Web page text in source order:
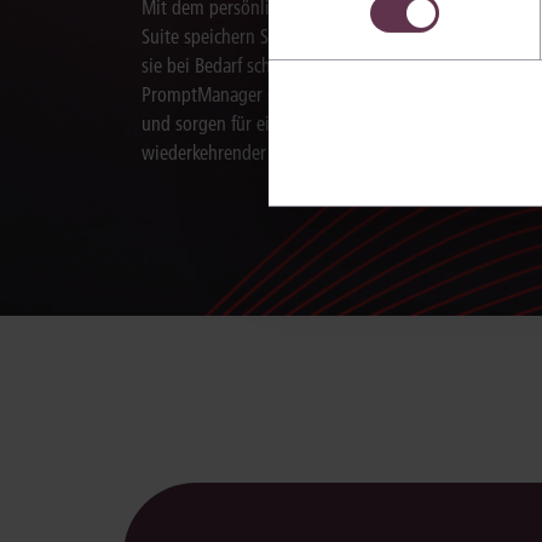
im Cookiebanner sowie in
Mit dem persönlichen PromptManager der juris KI-
Suite speichern Sie Aufträge an die KI und nutzen
sie bei Bedarf schnell erneut. Mit dem
PromptManager standardisieren Sie Arbeitsabläufe
und sorgen für eine effiziente Bearbeitung
wiederkehrender juristischer Aufgaben.